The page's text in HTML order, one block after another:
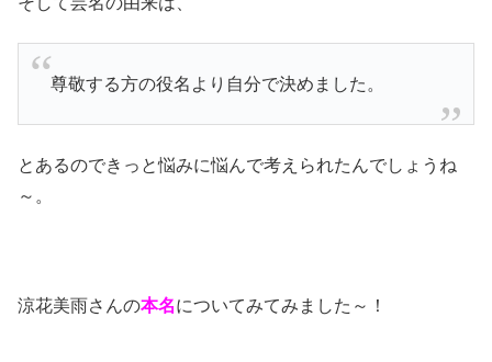
尊敬する方の役名より自分で決めました。
とあるのできっと悩みに悩んで考えられたんでしょうね
～。
涼花美雨さんの本名についてみてみました～！